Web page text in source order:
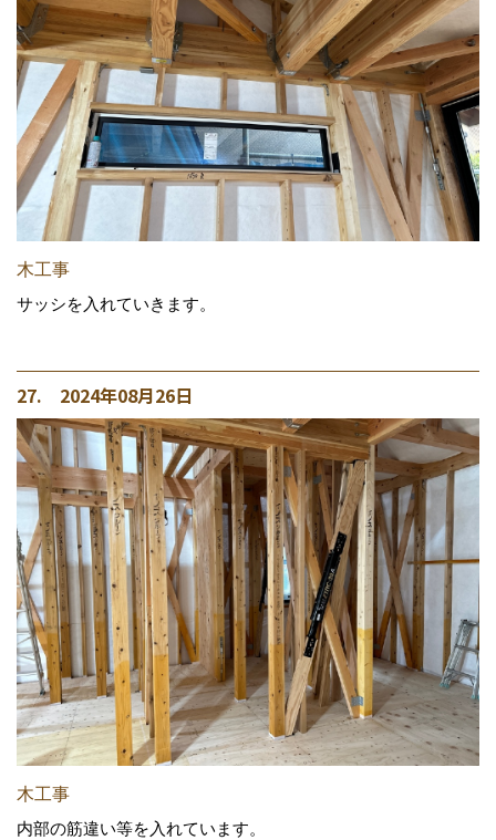
木工事
サッシを入れていきます。
27. 2024年08月26日
木工事
内部の筋違い等を入れています。